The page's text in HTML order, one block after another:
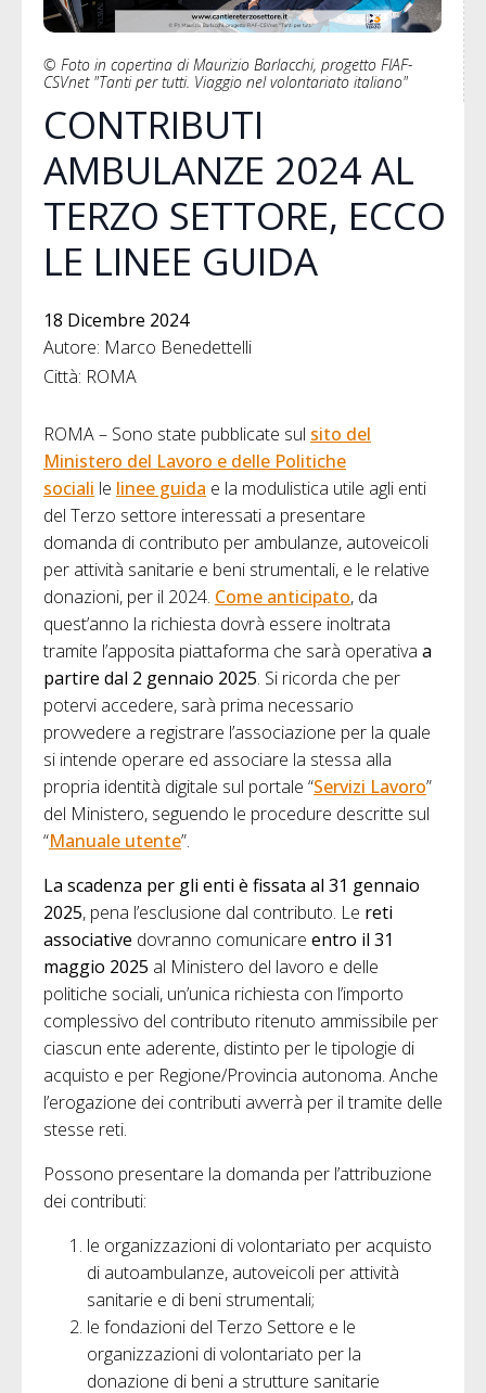
© Foto in copertina di Maurizio Barlacchi, progetto FIAF-
CSVnet "Tanti per tutti. Viaggio nel volontariato italiano"
CONTRIBUTI
AMBULANZE 2024 AL
TERZO SETTORE, ECCO
LE LINEE GUIDA
18 Dicembre 2024
Autore: Marco Benedettelli
Città: ROMA
ROMA – Sono state pubblicate sul sito del
Ministero del Lavoro e delle Politiche
sociali le linee guida e la modulistica utile agli enti
del Terzo settore interessati a presentare
domanda di contributo per ambulanze, autoveicoli
per attività sanitarie e beni strumentali, e le relative
donazioni, per il 2024. Come anticipato, da
quest’anno la richiesta dovrà essere inoltrata
tramite l’apposita piattaforma che sarà operativa a
partire dal 2 gennaio 2025. Si ricorda che per
potervi accedere, sarà prima necessario
provvedere a registrare l’associazione per la quale
si intende operare ed associare la stessa alla
propria identità digitale sul portale “Servizi Lavoro”
del Ministero, seguendo le procedure descritte sul
“Manuale utente”.
La scadenza per gli enti è fissata al 31 gennaio
2025, pena l’esclusione dal contributo. Le reti
associative dovranno comunicare entro il 31
maggio 2025 al Ministero del lavoro e delle
politiche sociali, un’unica richiesta con l’importo
complessivo del contributo ritenuto ammissibile per
ciascun ente aderente, distinto per le tipologie di
acquisto e per Regione/Provincia autonoma. Anche
l’erogazione dei contributi avverrà per il tramite delle
stesse reti.
Possono presentare la domanda per l’attribuzione
dei contributi:
le organizzazioni di volontariato per acquisto
di autoambulanze, autoveicoli per attività
sanitarie e di beni strumentali;
le fondazioni del Terzo Settore e le
organizzazioni di volontariato per la
donazione di beni a strutture sanitarie